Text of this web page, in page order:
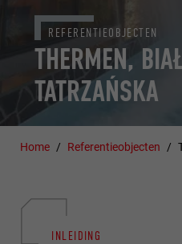
THERMEN,
TATRZAŃSKA
REFERENTIEOBJECTEN
Home Referentieobjecten
INLEIDING